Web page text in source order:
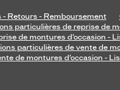
- Retours - Remboursement
particulières de reprise de
de montures d’occasion -
particulières de vente de
de montures d’occasion -